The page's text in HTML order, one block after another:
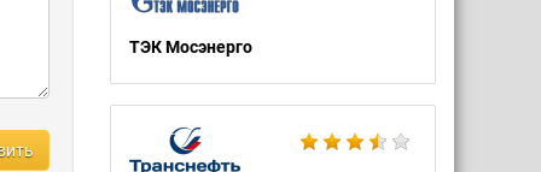
ТЭК Мосэнерго